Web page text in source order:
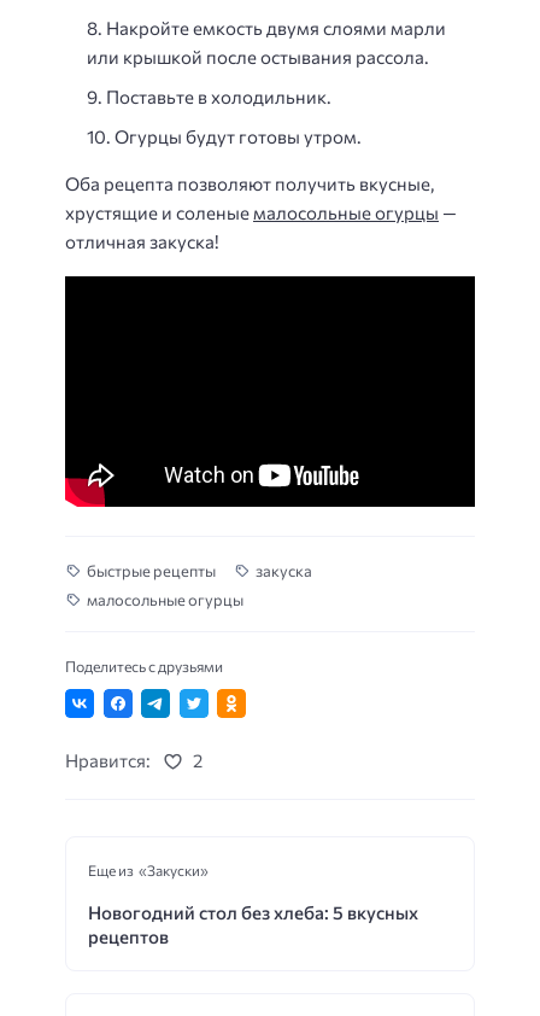
Накройте емкость двумя слоями марли
или крышкой после остывания рассола.
Поставьте в холодильник.
Огурцы будут готовы утром.
Оба рецепта позволяют получить вкусные,
хрустящие и соленыемалосольные огурцы —
отличная закуска!
быстрые рецепты
закуска
малосольные огурцы
Поделитесь с друзьями
Нравится: 2
Еще из «Закуски»
Новогодний стол без хлеба: 5 вкусных
рецептов